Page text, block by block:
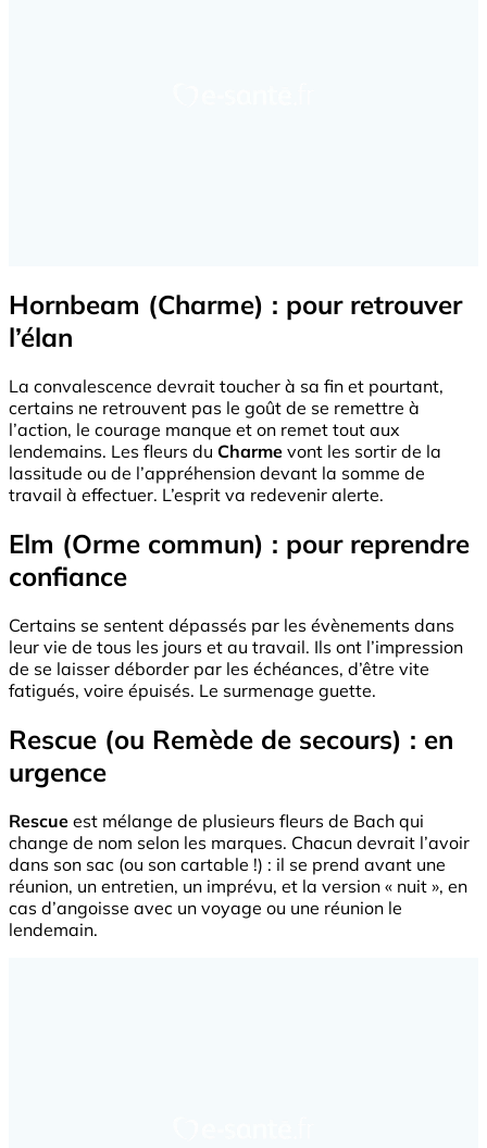
Hornbeam (Charme) : pour retrouver
l’élan
La convalescence devrait toucher à sa fin et pourtant,
certains ne retrouvent pas le goût de se remettre à
l’action, le courage manque et on remet tout aux
lendemains. Les fleurs du Charme vont les sortir de la
lassitude ou de l’appréhension devant la somme de
travail à effectuer. L’esprit va redevenir alerte.
Elm (Orme commun) : pour reprendre
confiance
Certains se sentent dépassés par les évènements dans
leur vie de tous les jours et au travail. Ils ont l’impression
de se laisser déborder par les échéances, d’être vite
fatigués, voire épuisés. Le surmenage guette.
Rescue (ou Remède de secours) : en
urgence
Rescue est mélange de plusieurs fleurs de Bach qui
change de nom selon les marques. Chacun devrait l’avoir
dans son sac (ou son cartable !) : il se prend avant une
réunion, un entretien, un imprévu, et la version « nuit », en
cas d’angoisse avec un voyage ou une réunion le
lendemain.